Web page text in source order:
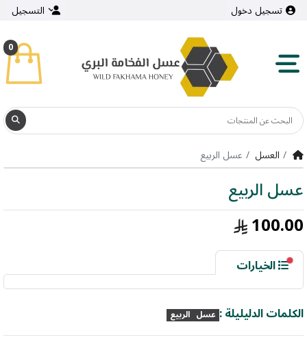
تسجيل دخول التسجيل
0
العسل عسل الربيع
عسل الربيع
100.00
الخيارات
الحجم - النوع
الكلمات الدليليلة : عسل الربيع